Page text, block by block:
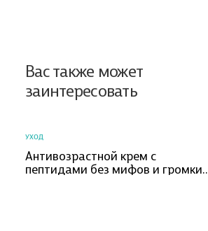
Вас также может
заинтересовать
УХОД
Антивозрастной крем с
пептидами без мифов и громких